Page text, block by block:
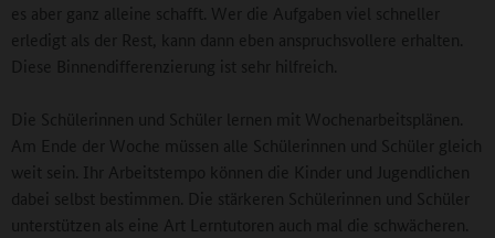
es aber ganz alleine schafft. Wer die Aufgaben viel schneller
erledigt als der Rest, kann dann eben anspruchsvollere erhalten.
Diese Binnendifferenzierung ist sehr hilfreich.
Die Schülerinnen und Schüler lernen mit Wochenarbeitsplänen.
Am Ende der Woche müssen alle Schülerinnen und Schüler gleich
weit sein. Ihr Arbeitstempo können die Kinder und Jugendlichen
dabei selbst bestimmen. Die stärkeren Schülerinnen und Schüler
unterstützen als eine Art Lerntutoren auch mal die schwächeren.